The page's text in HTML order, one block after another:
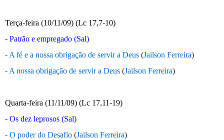
Terça-feira (10/11/09) (Lc 17,7-10)
- Patrão e empregado (Sal)
- A fé e a nossa obrigação de servir a Deus (Jailson Ferreira)
- A nossa obrigação de servir a Deus (Jailson Ferreira)
Quarta-feira (11/11/09) (Lc 17,11-19)
- Os dez leprosos (Sal)
- O poder do Desafio (Jailson Ferreira)